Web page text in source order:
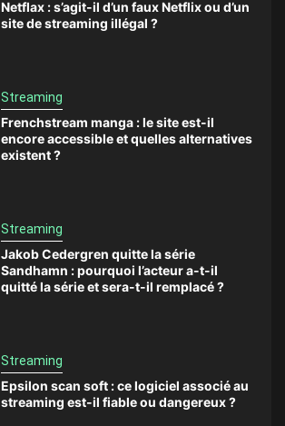
Netflax : s’agit-il d’un faux Netflix ou d’un
site de streaming illégal ?
Streaming
Frenchstream manga : le site est-il
encore accessible et quelles alternatives
existent ?
Streaming
Jakob Cedergren quitte la série
Sandhamn : pourquoi l’acteur a-t-il
quitté la série et sera-t-il remplacé ?
Streaming
Epsilon scan soft : ce logiciel associé au
streaming est-il fiable ou dangereux ?